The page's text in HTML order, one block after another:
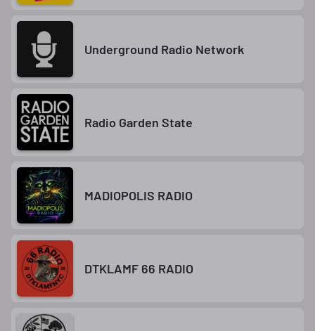
Underground Radio Network
Radio Garden State
MADIOPOLIS RADIO
DTKLAMF 66 RADIO